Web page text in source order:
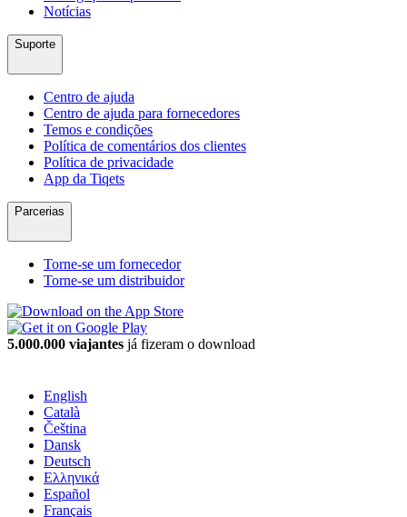
Notícias
Suporte
Centro de ajuda
Centro de ajuda para fornecedores
Temos e condições
Política de comentários dos clientes
Política de privacidade
App da Tiqets
Parcerias
Torne-se um fornecedor
Torne-se um distribuidor
5.000.000 viajantes já fizeram o download
English
Català
Čeština
Dansk
Deutsch
Ελληνικά
Español
Français